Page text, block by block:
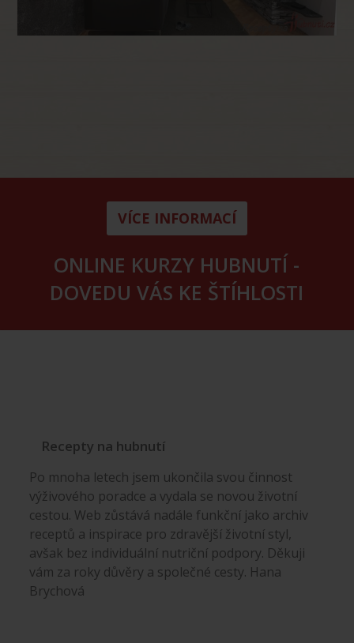
VÍCE INFORMACÍ
ONLINE KURZY HUBNUTÍ -
DOVEDU VÁS KE ŠTÍHLOSTI
Recepty na hubnutí
Po mnoha letech jsem ukončila svou činnost
výživového poradce a vydala se novou životní
cestou. Web zůstává nadále funkční jako archiv
receptů a inspirace pro zdravější životní styl,
avšak bez individuální nutriční podpory. Děkuji
vám za roky důvěry a společné cesty. Hana
Brychová